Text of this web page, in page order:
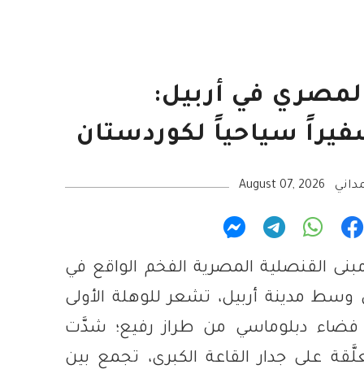
في أربيل:
سياحياً لكوردستان
August 07, 2026
القنصلية المصرية الفخم الواقع في
وسط مدينة أربيل، تشعر للوهلة الأولى
فضاء دبلوماسي من طراز رفيع؛ شدَّت
على جدار القاعة الكبرى، تجمع بين